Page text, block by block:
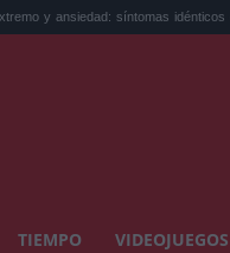
síntomas idénticos que a... El
TIEMPO VIDEOJUEGOS